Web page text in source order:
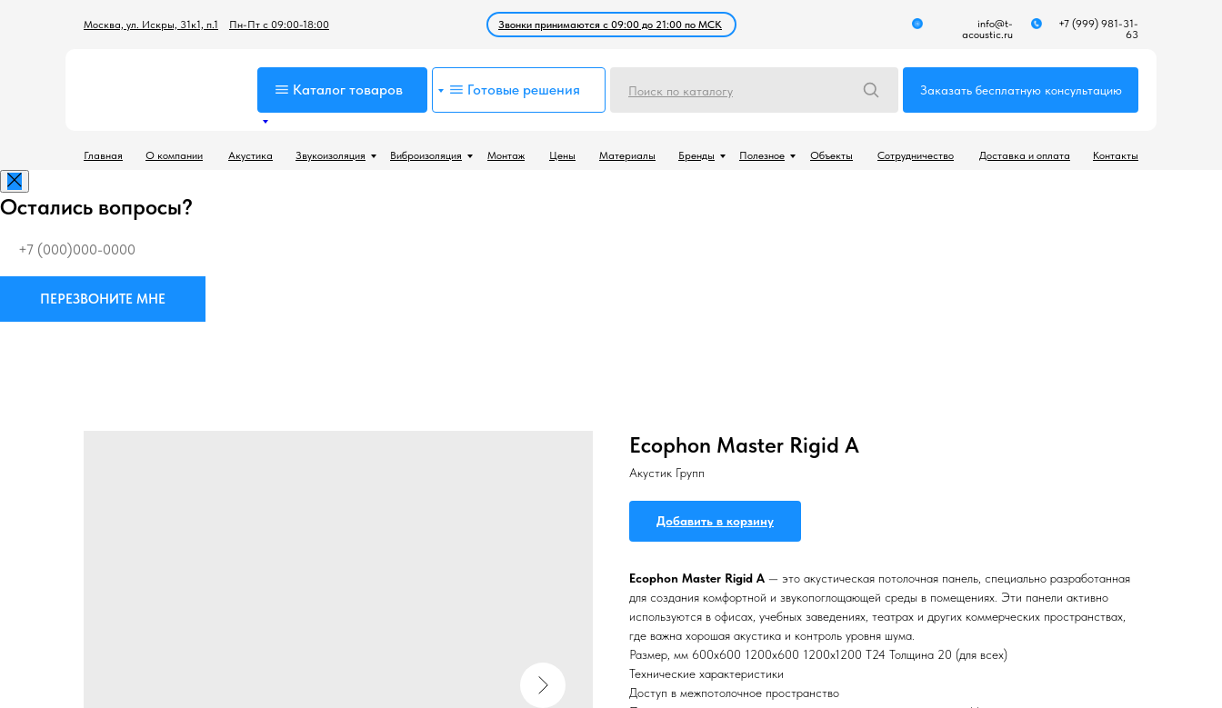
Поиск по каталогу Заказать бесплатную консультацию
+7 (999) 981-31-
63
Главная О компании Звукоизоляция Материалы
Акустика Полезное Объекты Сотрудничество Контакты
Виброизоляция Бренды
Монтаж Цены Доставка и оплата
info@t-
acoustic.ru
Каталог товаров Готовые решения
Москва, ул. Искры, 31к1, п.1 Пн-Пт с 09:00-18:00 Звонки принимаются с 09:00 до 21:00 по МСК
Остались вопросы?
ПЕРЕЗВОНИТЕ МНЕ
Ecophon Master Rigid A
Акустик Групп
Добавить в корзину
Ecophon Master Rigid A — это акустическая потолочная панель, специально разработанная
для создания комфортной и звукопоглощающей среды в помещениях. Эти панели активно
используются в офисах, учебных заведениях, театрах и других коммерческих пространствах,
где важна хорошая акустика и контроль уровня шума.
Размер, мм 600x600 1200x600 1200x1200 T24 Толщина 20 (для всех)
Технические характеристики
Доступ в межпотолочное пространство